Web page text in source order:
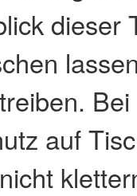
dieser
auf